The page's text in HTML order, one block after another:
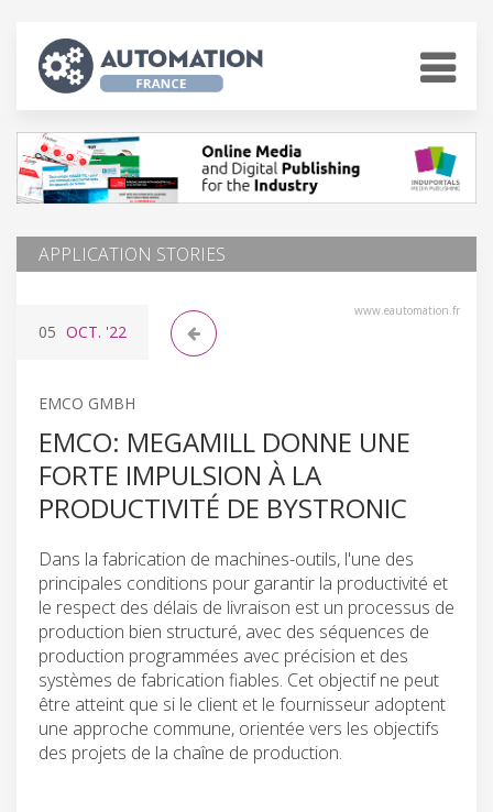
APPLICATION STORIES
www.eautomation.fr
05 OCT. '22
EMCO GMBH
EMCO: MEGAMILL DONNE UNE
FORTE IMPULSION À LA
PRODUCTIVITÉ DE BYSTRONIC
Dans la fabrication de machines-outils, l'une des
principales conditions pour garantir la productivité et
le respect des délais de livraison est un processus de
production bien structuré, avec des séquences de
production programmées avec précision et des
systèmes de fabrication fiables. Cet objectif ne peut
être atteint que si le client et le fournisseur adoptent
une approche commune, orientée vers les objectifs
des projets de la chaîne de production.